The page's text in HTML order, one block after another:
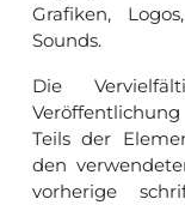
Grafiken,
Sounds.
Die
Teils der
den
vorherige